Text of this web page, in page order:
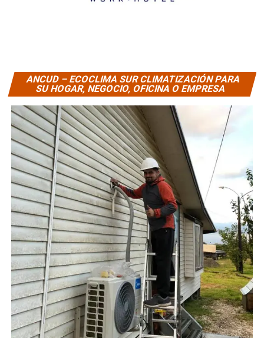
ANCUD – ECOCLIMA SUR CLIMATIZACIÓN PARA
SU HOGAR, NEGOCIO, OFICINA O EMPRESA